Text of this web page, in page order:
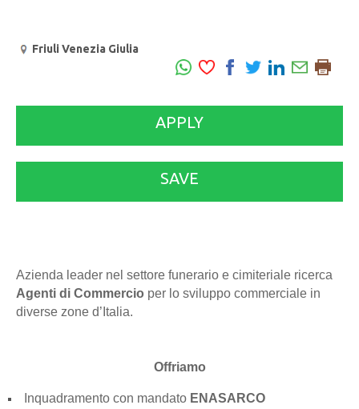
Friuli Venezia Giulia
APPLY
SAVE
Azienda leader nel settore funerario e cimiteriale ricerca
Agenti di Commercio per lo sviluppo commerciale in
diverse zone d’Italia.
Offriamo
Inquadramento con mandato ENASARCO